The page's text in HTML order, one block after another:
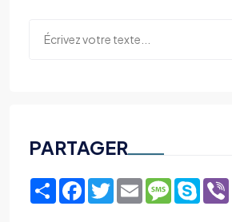
PARTAGER
ShareFacebook
TwitterEmailMessage
Skype